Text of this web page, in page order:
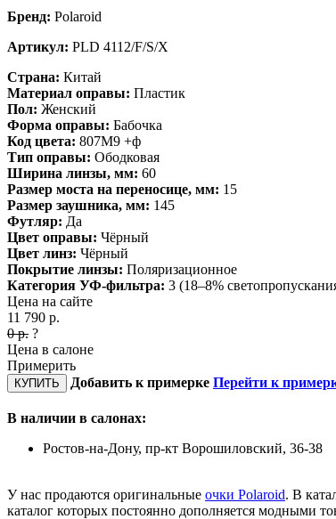
Бренд: Polaroid
Артикул: PLD 4112/F/S/X
Страна: Китай
Материал оправы: Пластик
Пол: Женский
Форма оправы: Бабочка
Код цвета: 807M9 +ф
Тип оправы: Ободковая
Ширина линзы, мм: 60
Размер моста на переносице, мм: 15
Размер заушника, мм: 145
Футляр: Да
Цвет оправы: Чёрный
Цвет линз: Чёрный
Покрытие линзы: Поляризационное
Категория УФ-фильтра: 3 (18–8%
Цена на сайте
11 790 р.
0р. ?
Цена в салоне
Примерить
КУПИТЬ Добавить к примерке Перейти к
В наличии в салонах:
Ростов-на-Дону, пр-кт Ворошиловский, 36-38
У нас продаются оригинальные очки Polaroid. В
каталог которых постоянно дополняется модными